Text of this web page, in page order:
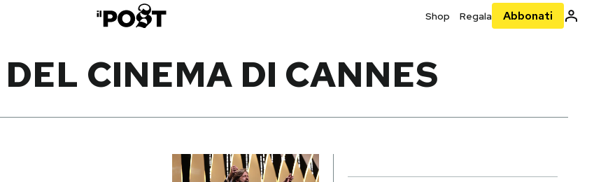
Shop Regala Abbonati
CINEMA DI CANNES